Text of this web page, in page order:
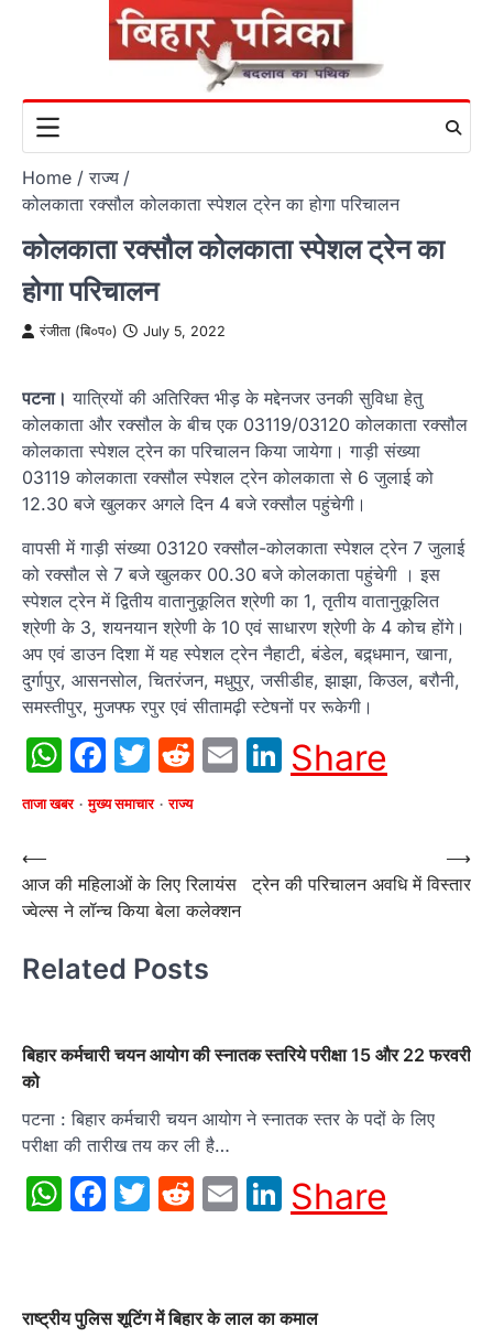
Home
राज्य
कोलकाता रक्सौल कोलकाता स्पेशल ट्रेन का होगा परिचालन
कोलकाता रक्सौल कोलकाता स्पेशल ट्रेन का
होगा परिचालन
रंजीता (बि०प०) July 5, 2022
पटना। यात्रियों की अतिरिक्त भीड़ के मद्देनजर उनकी सुविधा हेतु
कोलकाता और रक्सौल के बीच एक 03119/03120 कोलकाता रक्सौल
कोलकाता स्पेशल ट्रेन का परिचालन किया जायेगा। गाड़ी संख्या
03119 कोलकाता रक्सौल स्पेशल ट्रेन कोलकाता से 6 जुलाई को
12.30 बजे खुलकर अगले दिन 4 बजे रक्सौल पहुंचेगी।
वापसी में गाड़ी संख्या 03120 रक्सौल-कोलकाता स्पेशल ट्रेन 7 जुलाई
को रक्सौल से 7 बजे खुलकर 00.30 बजे कोलकाता पहुंचेगी । इस
स्पेशल ट्रेन में द्वितीय वातानुकूलित श्रेणी का 1, तृतीय वातानुकूलित
श्रेणी के 3, शयनयान श्रेणी के 10 एवं साधारण श्रेणी के 4 कोच होंगे।
अप एवं डाउन दिशा में यह स्पेशल ट्रेन नैहाटी, बंडेल, बद्र्धमान, खाना,
दुर्गापुर, आसनसोल, चितरंजन, मधुपुर, जसीडीह, झाझा, किउल, बरौनी,
समस्तीपुर, मुजफ्फ रपुर एवं सीतामढ़ी स्टेषनों पर रूकेगी।
WhatsApp
Facebook
Twitter
Reddit
EmailLinkedIn
Share
ताजा खबर मुख्य समाचार राज्य
Post
navigation
⟵
आज की महिलाओं के लिए रिलायंस
ज्वेल्स ने लॉन्च किया बेला कलेक्शन
ट्रेन की परिचालन अवधि में विस्तार
⟶
Related Posts
बिहार कर्मचारी चयन आयोग की स्नातक स्तरिये परीक्षा 15 और 22 फरवरी
को
पटना : बिहार कर्मचारी चयन आयोग ने स्नातक स्तर के पदों के लिए
परीक्षा की तारीख तय कर ली है…
WhatsApp
Facebook
Twitter
Reddit
EmailLinkedIn
Share
राष्ट्रीय पुलिस शूटिंग में बिहार के लाल का कमाल